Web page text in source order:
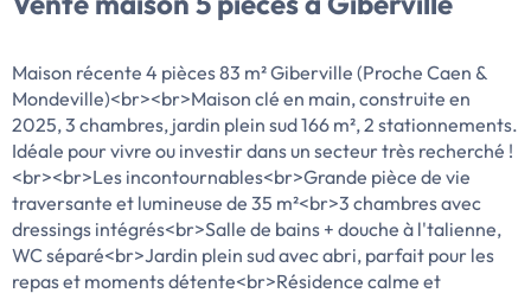
Maison récente 4 pièces 83 m² Giberville (Proche Caen &
Mondeville)<br><br>Maison clé en main, construite en
2025, 3 chambres, jardin plein sud 166 m², 2 stationnements.
Idéale pour vivre ou investir dans un secteur très recherché !
<br><br>Les incontournables<br>Grande pièce de vie
traversante et lumineuse de 35 m²<br>3 chambres avec
dressings intégrés<br>Salle de bains + douche à l'talienne,
WC séparé<br>Jardin plein sud avec abri, parfait pour les
repas et moments détente<br>Résidence calme et